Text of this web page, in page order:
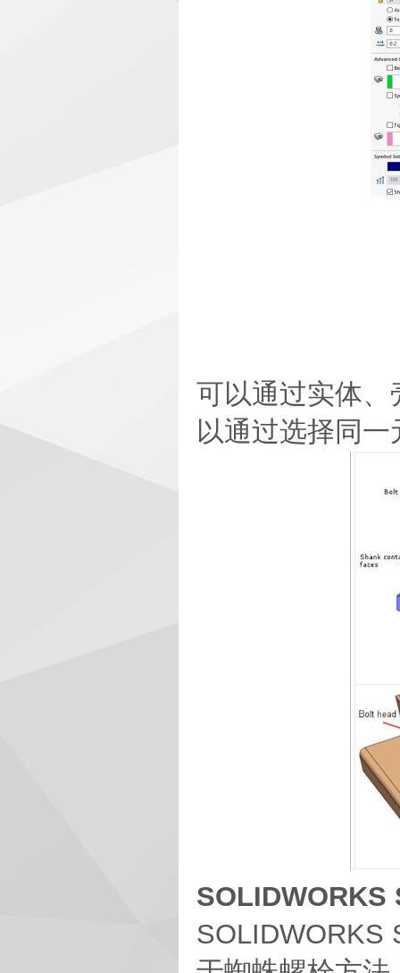
可以通过实体
以通过选择同
SOLIDWORKS